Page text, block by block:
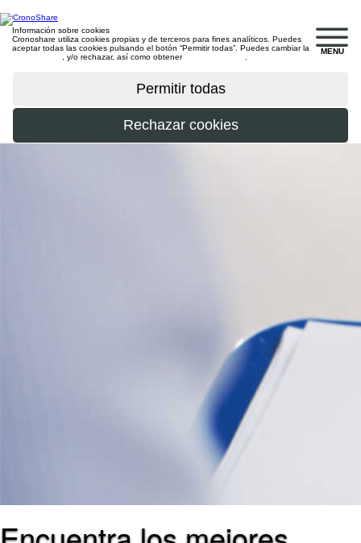
MENU
Información sobre cookies
Cronoshare utiliza cookies propias y de terceros para fines analíticos. Puedes
aceptar todas las cookies pulsando el botón “Permitir todas”. Puedes cambiar la
, y/o rechazar, así como obtener